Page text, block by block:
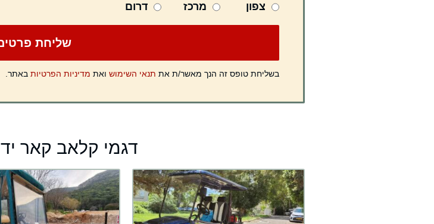
צפון
מרכז דרום
בשליחת טופס זה הנך מאשר/ת את תנאי השימוש ואת מדיניות הפרטיות באתר.
דגמי קלאב קאר יד 2 נוספים